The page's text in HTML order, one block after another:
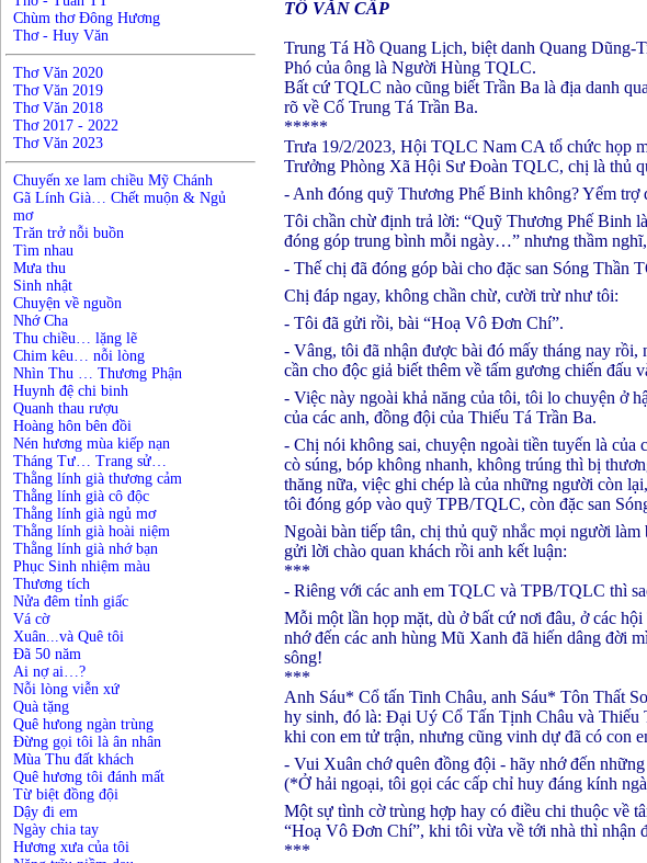
Chùm thơ Đông Hương
Thơ - Huy Văn
Thơ Văn 2020
Thơ Văn 2019
Thơ Văn 2018
Thơ 2017 - 2022
Thơ Văn 2023
Chuyến xe lam chiều Mỹ Chánh
Gã Lính Già… Chết muộn & Ngủ
mơ
Trăn trở nỗi buồn
Tìm nhau
Mưa thu
Sinh nhật
Chuyện về nguồn
Nhớ Cha
Thu chiều… lặng lẽ
Chim kêu… nỗi lòng
Nhìn Thu … Thương Phận
Huynh đệ chi binh
Quanh thau rượu
Hoàng hôn bên đồi
Nén hương mùa kiếp nạn
Tháng Tư… Trang sử…
Thằng lính già thương cảm
Thằng lính già cô độc
Thằng lính già ngủ mơ
Thằng lính già hoài niệm
Thằng lính già nhớ bạn
Phục Sinh nhiệm màu
Thương tích
Nửa đêm tỉnh giấc
Vá cờ
Xuân...và Quê tôi
Đã 50 năm
Ai nợ ai…?
Nỗi lòng viễn xứ
Quà tặng
Quê hưong ngàn trùng
Đừng gọi tôi là ân nhân
Mùa Thu đất khách
Quê hương tôi đánh mất
Từ biệt đồng đội
Dậy đi em
Ngày chia tay
Hương xưa của tôi
TÔ VĂN CẤP
Trung Tá Hồ Quang Lịch, biệt danh Quang
Phó của ông là Người Hùng TQLC.
Bất cứ TQLC nào cũng biết Trần Ba là địa danh
rõ về Cố Trung Tá Trần Ba.
*****
Trưa 19/2/2023, Hội TQLC Nam CA tổ chức họp
Trưởng Phòng Xã Hội Sư Đoàn TQLC, chị là thủ
- Anh đóng quỹ Thương Phế Binh không? Yểm trợ
Tôi chần chừ định trả lời: “Quỹ Thương Phế Binh
đóng góp trung bình mỗi ngày…” nhưng thầm
- Thế chị đã đóng góp bài cho đặc san Sóng Thần
Chị đáp ngay, không chần chừ, cười trừ như tôi:
- Tôi đã gửi rồi, bài “Hoạ Vô Đơn Chí”.
- Vâng, tôi đã nhận được bài đó mấy tháng nay
cần cho độc giả biết thêm về tấm gương chiến đấu
- Việc này ngoài khả năng của tôi, tôi lo chuyện ở
của các anh, đồng đội của Thiếu Tá Trần Ba.
- Chị nói không sai, chuyện ngoài tiền tuyến là
cò súng, bóp không nhanh, không trúng thì bị
thăng nữa, việc ghi chép là của những người còn
tôi đóng góp vào quỹ TPB/TQLC, còn đặc san
Ngoài bàn tiếp tân, chị thủ quỹ nhắc mọi người
gửi lời chào quan khách rồi anh kết luận:
***
- Riêng với các anh em TQLC và TPB/TQLC thì
Mỗi một lần họp mặt, dù ở bất cứ nơi đâu, ở các
nhớ đến các anh hùng Mũ Xanh đã hiến dâng đời
sông!
***
Anh Sáu* Cổ tấn Tinh Châu, anh Sáu* Tôn Thất
hy sinh, đó là: Đại Uý Cổ Tấn Tịnh Châu và Thiếu
khi con em tử trận, nhưng cũng vinh dự đã có con
- Vui Xuân chớ quên đồng đội - hãy nhớ đến
(*Ở hải ngoại, tôi gọi các cấp chỉ huy đáng kính
Một sự tình cờ trùng hợp hay có điều chi thuộc về
“Hoạ Vô Đơn Chí”, khi tôi vừa về tới nhà thì nhận
***